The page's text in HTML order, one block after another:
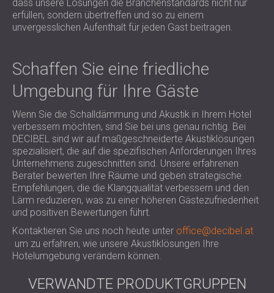
dass unsere Lösungen die Branchenstandards nicht nur
erfüllen, sondern übertreffen und so zu einem
unvergesslichen Aufenthalt für jeden Gast beitragen.
Schaffen Sie eine friedliche
Umgebung für Ihre Gäste
Wenn Sie die Schalldämmung und Akustik in Ihrem Hotel
verbessern möchten, sind Sie bei uns genau richtig. Bei
DECIBEL sind wir auf maßgeschneiderte Akustiklösungen
spezialisiert, die auf die spezifischen Anforderungen Ihres
Unternehmens zugeschnitten sind. Unsere erfahrenen
Berater bewerten Ihre Räume und geben strategische
Empfehlungen, die die Klangqualität verbessern und den
Lärm reduzieren, was zu einer höheren Gästezufriedenheit
und positiven Bewertungen führt.
Kontaktieren Sie uns noch heute unter office@decibel.at
um zu erfahren, wie unsere Akustiklösungen Ihre
Hotelumgebung verändern können.
VERWANDTE PRODUKTGRUPPEN